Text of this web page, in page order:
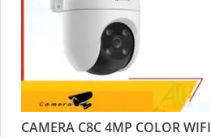
CAMERA C8C 4MP COLOR WIFI